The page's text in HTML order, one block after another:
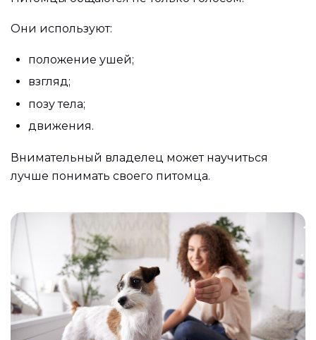
Они используют:
положение ушей;
взгляд;
позу тела;
движения.
Внимательный владелец может научиться
лучше понимать своего питомца.